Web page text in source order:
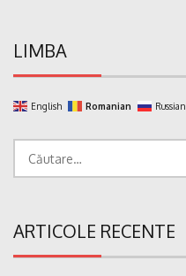
LIMBA
English Romanian Russian
după:
ARTICOLE RECENTE